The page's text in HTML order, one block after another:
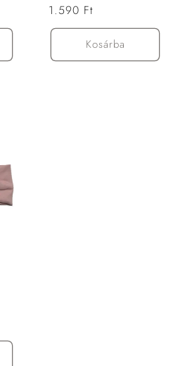
Normál
ár
1.590 Ft
Kosárba